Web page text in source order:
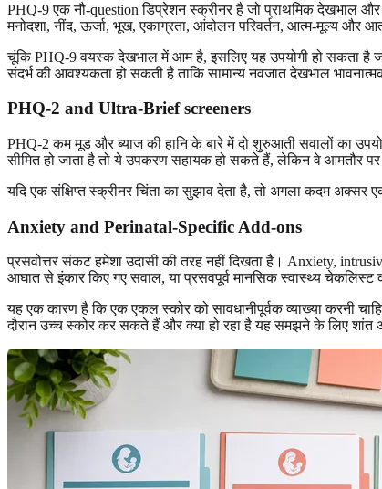
PHQ-9 एक नौ-question डिप्रेशन स्क्रीनर है जो प्राथमिक देखभाल
मनोदशा, नींद, ऊर्जा, भूख, एकाग्रता, आंदोलन परिवर्तन, आत्म-मूल्य और
चूंकि PHQ-9 वयस्क देखभाल में आम है, इसलिए यह उपयोगी हो सकता है
संदर्भ की आवश्यकता हो सकती है ताकि सामान्य नवजात देखभाल
PHQ-2 and Ultra-Brief screeners
PHQ-2 कम मूड और ब्याज की हानि के बारे में दो शुरुआती सवालों का
सीमित हो जाता है तो ये उपकरण सहायक हो सकते हैं, लेकिन वे आमतौर पर एक
यदि एक संक्षिप्त स्क्रीनर चिंता का सुझाव देता है, तो अगला कदम अक्सर
Anxiety and Perinatal-Specific Add-ons
प्रसवोत्तर संकट हमेशा उदासी की तरह नहीं दिखता है। Anxiety,
आघात से इंकार किए गए सवाल, या प्रसवपूर्व मानसिक स्वास्थ्य चेकलिस्ट
यह एक कारण है कि एक एकल स्कोर को सावधानीपूर्वक व्याख्या करनी
दौरान उच्च स्कोर कर सकते हैं और क्या हो रहा है यह समझने के लिए शांत